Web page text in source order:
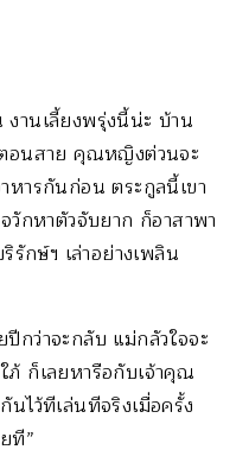
านเลี้ยงพรุ่งนี้น่ะ บ้าน
อนสาย คุณหญิงต่วนจะ
หารกันก่อน ตระกูลนี้เขา
วักหาตัวจับยาก ก็อาสาพา
กษ์ฯ เล่าอย่างเพลิน
กว่าจะกลับ แม่กลัวใจจะ
ภ้ ก็เลยหารือกับเจ้าคุณ
ไว้ทีเล่นทีจริงเมื่อครั้ง
ที”